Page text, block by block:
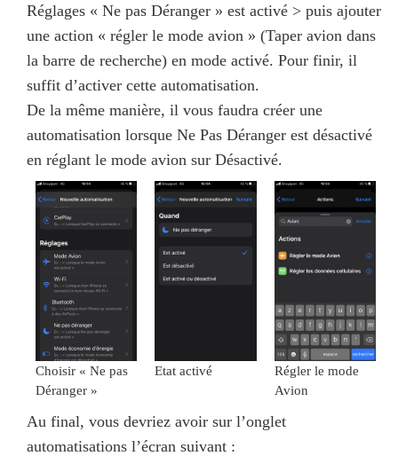
Réglages « Ne pas Déranger » est activé > puis ajouter
une action « régler le mode avion » (Taper avion dans
la barre de recherche) en mode activé. Pour finir, il
suffit d’activer cette automatisation.
De la même manière, il vous faudra créer une
automatisation lorsque Ne Pas Déranger est désactivé
en réglant le mode avion sur Désactivé.
Choisir « Ne pas
Déranger »
Etat activé
Régler le mode
Avion
Au final, vous devriez avoir sur l’onglet
automatisations l’écran suivant :